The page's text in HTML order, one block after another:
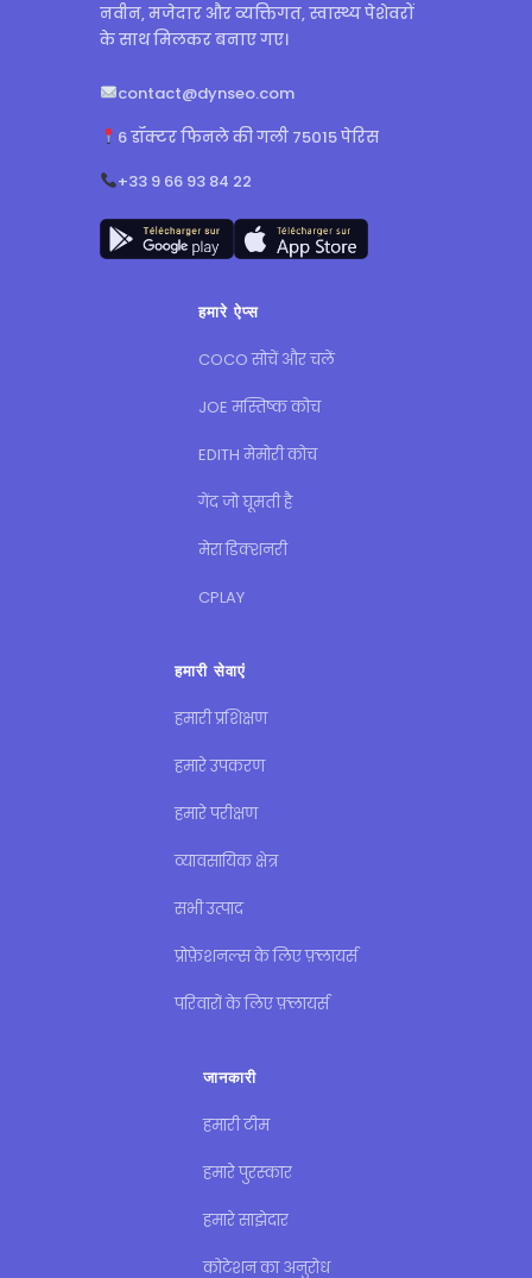
नवीन, मजेदार और व्यक्तिगत, स्वास्थ्य पेशेवरों
के साथ मिलकर बनाए गए।
contact@dynseo.com
6 डॉक्टर फिनले की गली 75015 पेरिस
+33 9 66 93 84 22
हमारे ऐप्स
COCO सोचें और चलें
JOE मस्तिष्क कोच
EDITH मेमोरी कोच
गेंद जो घूमती है
मेरा डिक्शनरी
CPLAY
हमारी सेवाएं
हमारी प्रशिक्षण
हमारे उपकरण
हमारे परीक्षण
व्यावसायिक क्षेत्र
सभी उत्पाद
प्रोफ़ेशनल्स के लिए फ़्लायर्स
परिवारों के लिए फ़्लायर्स
जानकारी
हमारी टीम
हमारे पुरस्कार
हमारे साझेदार
कोटेशन का अनुरोध